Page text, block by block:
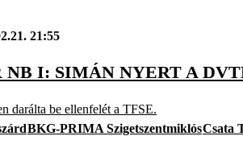
21:55
NB I: SIMÁN NYERT A
darálta be ellenfelét a TFSE.
BKG-PRIMA SzigetszentmiklósCsata